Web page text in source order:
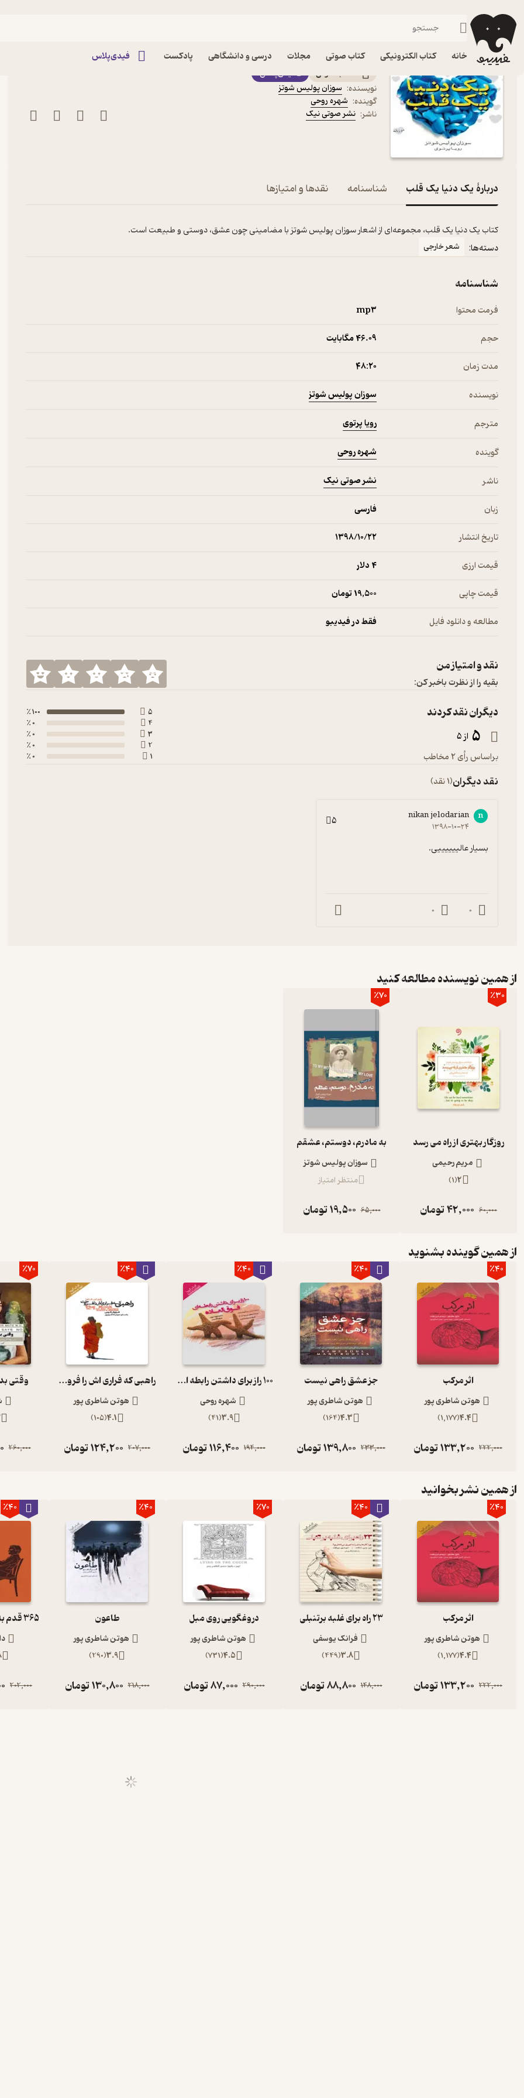
خانه کتاب الکترونیکی کتاب صوتی مجلات درسی و دانشگاهی پادکست فیدی‌پلاس
فیدیبو کتاب صوتی
کتاب صوتی یک دنیا یک قلب اثر سوزان پولیس شوتز
کتاب صوتی
فیدی‌پلاس
نویسنده: سوزان پولیس شوتز
گوینده: شهره روحی
ناشر: نشر صوتی نیک
دربارۀ یک دنیا یک قلب شناسنامه نقدها و امتیازها
کتاب یک دنیا یک قلب، مجموعه‌ای از اشعار سوزان پولیس شوتز با مضامینی چون عشق، دوستی و طبیعت است.
دسته‌ها: شعر خارجی
شناسنامه
فرمت محتوا mp۳
حجم 46.۰۹ مگابایت
مدت زمان ۴۸:۲۰
نویسنده سوزان پولیس شوتز
مترجم رویا پرتوی
گوینده شهره روحی
ناشر نشر صوتی نیک
زبان فارسی
تاریخ انتشار ۱۳۹۸/۱۰/۲۲
قیمت ارزی 4 دلار
قیمت چاپی 19,500 تومان
مطالعه و دانلود فایل فقط در فیدیبو
نقد و امتیاز من
بقیه را از نظرت باخبر کن:
دیگران نقد کردند
5 از 5
براساس رأی 2 مخاطب
5
100 ٪
4
0 ٪
3
0 ٪
2
0 ٪
1
0 ٪
نقد دیگران(1 نقد)
n
nikan jelodarian
۱۳۹۸-۱۰-۲۴ 5
بسیار عالییییییی.
0
0
از همین نویسنده مطالعه کنید
٪30
روزگار بهتری از راه می رسد
مریم رحیمی
2
(
1
)
60,000
42,000تومان
٪70
به مادرم، دوستم، عشقم
سوزان پولیس شوتز
منتظر امتیاز
65,000
19,500تومان
از همین گوینده بشنوید
٪40
اثر مرکب
هوتن شاطری پور
4.4
(
1,177
)
222,000
133,200تومان
٪40
جز عشق راهی نیست
هوتن شاطری پور
4.3
(
164
)
233,000
139,800تومان
٪40
100 راز برای داشتن رابطه ای فوق العاده
شهره روحی
3.9
(
41
)
194,000
116,400تومان
٪40
راهبی که فراری اش را فروخت
هوتن شاطری پور
4.1
(
105
)
207,000
124,200تومان
٪70
وقتی
260,000
از همین نشر بخوانید
٪40
اثر مرکب
هوتن شاطری پور
4.4
(
1,177
)
222,000
133,200تومان
٪40
23 راه برای غلبه برتنبلی
فرانک یوسفی
3.8
(
449
)
148,000
88,800تومان
٪70
دروغگویی روی مبل
هوتن شاطری پور
4.5
(
731
)
290,000
87,000تومان
٪40
طاعون
هوتن شاطری پور
3.9
(
290
)
218,000
130,800تومان
٪40
202,000